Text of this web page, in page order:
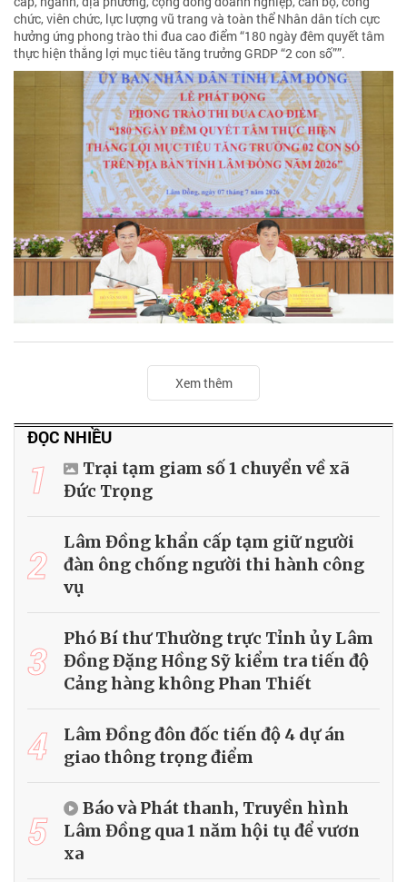
chức, viên chức, lực lượng vũ trang và toàn thể Nhân dân tích cực
hưởng ứng phong trào thi đua cao điểm “180 ngày đêm quyết tâm
thực hiện thắng lợi mục tiêu tăng trưởng GRDP “2 con số””.
Xem thêm
ĐỌC NHIỀU
1
Trại tạm giam số 1 chuyển về xã
Đức Trọng
2
Lâm Đồng khẩn cấp tạm giữ người
đàn ông chống người thi hành công
vụ
3
Phó Bí thư Thường trực Tỉnh ủy Lâm
Đồng Đặng Hồng Sỹ kiểm tra tiến độ
Cảng hàng không Phan Thiết
4
Lâm Đồng đôn đốc tiến độ 4 dự án
giao thông trọng điểm
5
Báo và Phát thanh, Truyền hình
Lâm Đồng qua 1 năm hội tụ để vươn
xa